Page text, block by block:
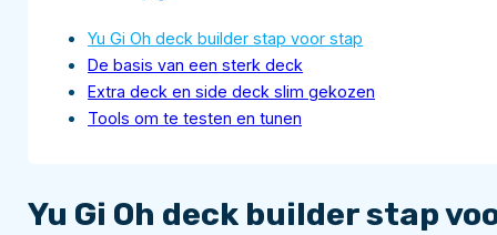
Yu Gi Oh deck builder stap voor stap
De basis van een sterk deck
Extra deck en side deck slim gekozen
Tools om te testen en tunen
Yu Gi Oh deck builder stap